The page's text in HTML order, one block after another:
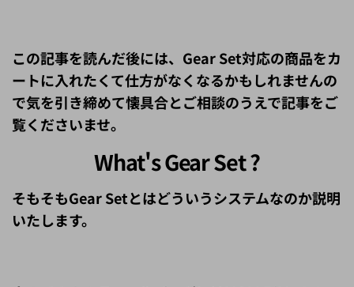
ートに入れたくて仕方がなくなるかもしれませんの
で気を引き締めて懐具合とご相談のうえで記事をご
覧くださいませ。
What's Gear Set ?
いたします。